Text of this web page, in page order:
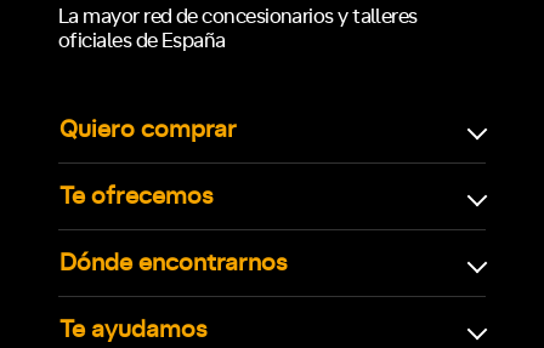
La mayor red de concesionarios y talleres
oficiales de España
Quiero comprar
Te ofrecemos
Dónde encontrarnos
Te ayudamos